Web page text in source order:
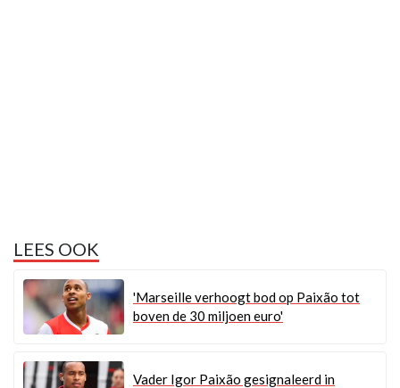
LEES OOK
'Marseille verhoogt bod op Paixão tot
boven de 30 miljoen euro'
Vader Igor Paixão gesignaleerd in